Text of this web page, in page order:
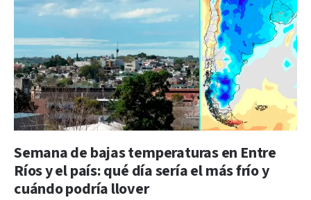
Semana de bajas temperaturas en Entre
Ríos y el país: qué día sería el más frío y
cuándo podría llover